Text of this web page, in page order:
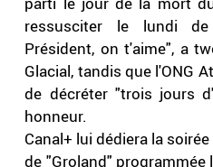
ressusciter le lundi de
Président, on t'aime", a
Glacial, tandis que l'ONG
de décréter "trois jours
honneur.
Canal+ lui dédiera la
de "Groland" programmée